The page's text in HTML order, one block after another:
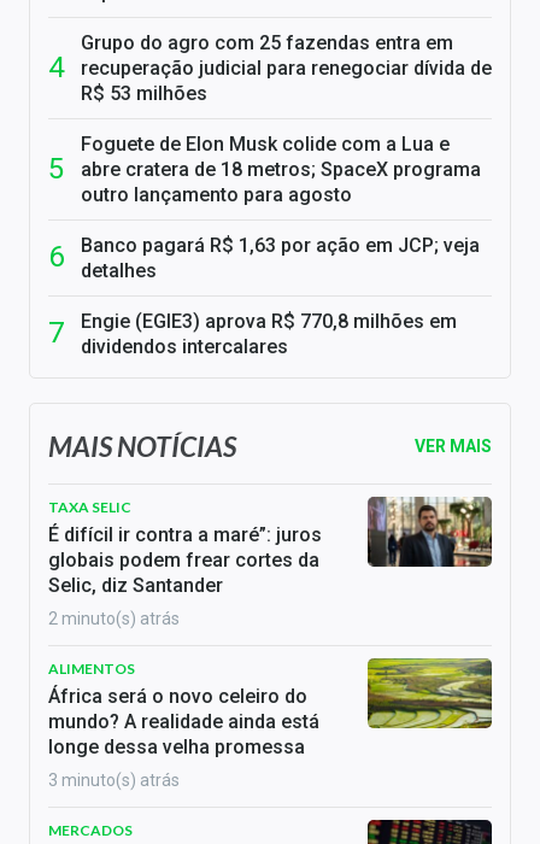
Grupo do agro com 25 fazendas entra em
recuperação judicial para renegociar dívida de
R$ 53 milhões
Foguete de Elon Musk colide com a Lua e
abre cratera de 18 metros; SpaceX programa
outro lançamento para agosto
Banco pagará R$ 1,63 por ação em JCP; veja
detalhes
Engie (EGIE3) aprova R$ 770,8 milhões em
dividendos intercalares
MAIS NOTÍCIAS VER MAIS
TAXA SELIC
É difícil ir contra a maré”: juros
globais podem frear cortes da
Selic, diz Santander
2 minuto(s) atrás
ALIMENTOS
África será o novo celeiro do
mundo? A realidade ainda está
longe dessa velha promessa
3 minuto(s) atrás
MERCADOS